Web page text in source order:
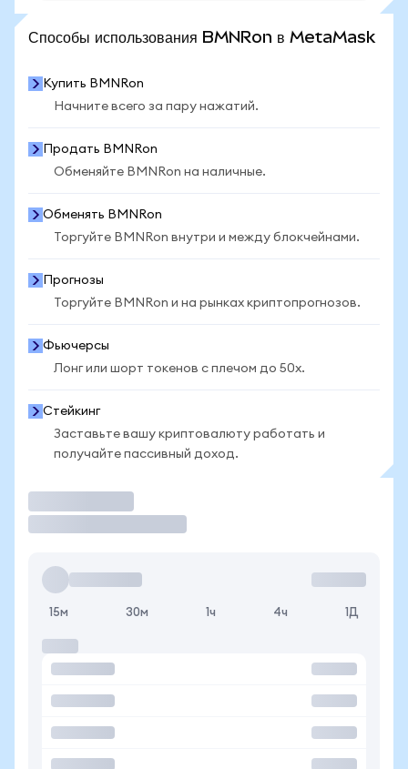
Способы использования BMNRon в MetaMask
Купить BMNRon
Начните всего за пару нажатий.
Продать BMNRon
Обменяйте BMNRon на наличные.
Обменять BMNRon
Торгуйте BMNRon внутри и между блокчейнами.
Прогнозы
Торгуйте BMNRon и на рынках криптопрогнозов.
Фьючерсы
Лонг или шорт токенов с плечом до 50x.
Стейкинг
Заставьте вашу криптовалюту работать и
получайте пассивный доход.
15м 30м 1ч 4ч 1Д